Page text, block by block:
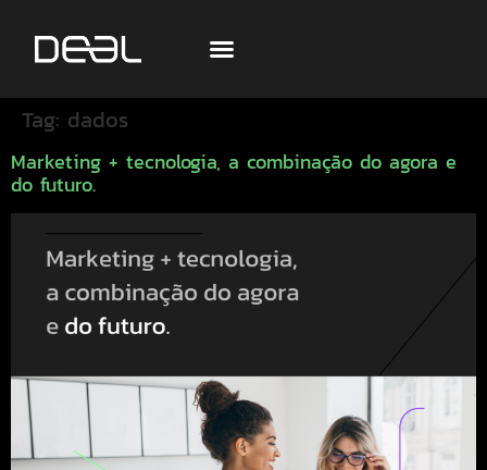
Tag: dados
Marketing + tecnologia, a combinação do agora e
do futuro.